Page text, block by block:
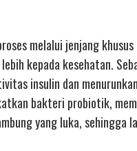
melalui jenjang
kepada kesehatan.
insulin dan
bakteri probiotik,
yang luka, sehingga